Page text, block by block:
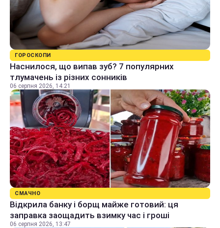
ГОРОСКОПИ
Наснилося, що випав зуб? 7 популярних
тлумачень із різних сонників
06 серпня 2026, 14:21
СМАЧНО
Відкрила банку і борщ майже готовий: ця
заправка заощадить взимку час і гроші
06 серпня 2026, 13:47